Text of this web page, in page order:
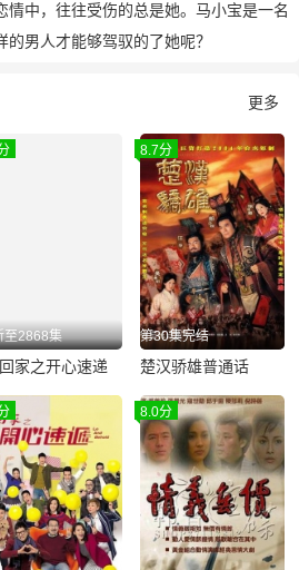
情中，往往受伤的总是她。马小宝是一名
男人才能够驾驭的了她呢？
更多
至2868集
家之开心速递
8.7分
第30集完结
楚汉骄雄普通话
8.0分